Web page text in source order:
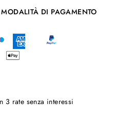
DI PAGAMENTO
3 rate senza interessi